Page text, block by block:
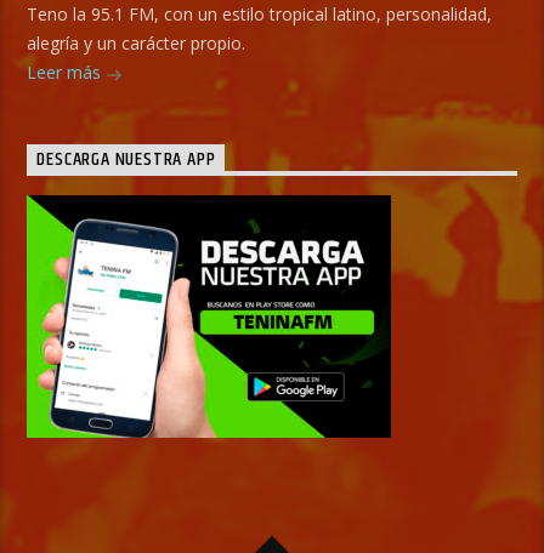
Teno la 95.1 FM, con un estilo tropical latino, personalidad,
alegría y un carácter propio.
Leer más
DESCARGA NUESTRA APP